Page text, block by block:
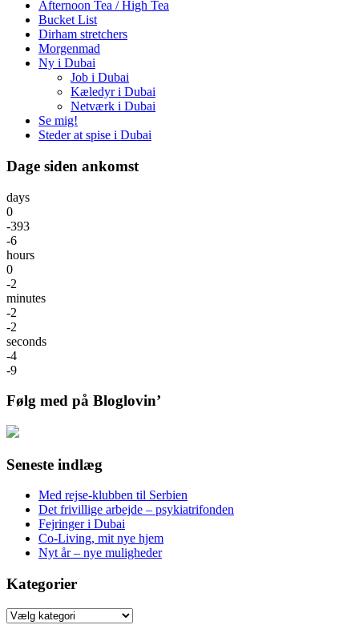
Afternoon Tea / High Tea
Bucket List
Dirham stretchers
Morgenmad
Ny i Dubai
Job i Dubai
Kæledyr i Dubai
Netværk i Dubai
Se mig!
Steder at spise i Dubai
Dage siden ankomst
days
0
-393
-6
hours
0
-2
minutes
-2
-2
seconds
-4
-9
Følg med på Bloglovin’
Seneste indlæg
Med rejse-klubben til Serbien
Det frivillige arbejde – psykiatrifonden
Fejringer i Dubai
Co-Living, mit nye hjem
Nyt år – nye muligheder
Kategorier
Kategorier